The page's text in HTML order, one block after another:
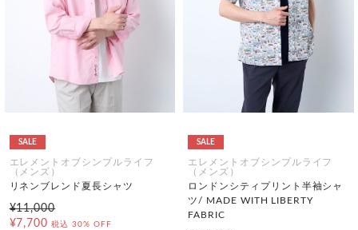
SALE
エレメントオブシンプルライフ
（メンズ）
リネンブレンド夏長シャツ
¥11,000
¥7,700 税込 30% OFF
SALE
エレメントオブシンプルライフ
（メンズ）
ロンドンシティプリント半袖シャ
ツ/ MADE WITH LIBERTY
FABRIC